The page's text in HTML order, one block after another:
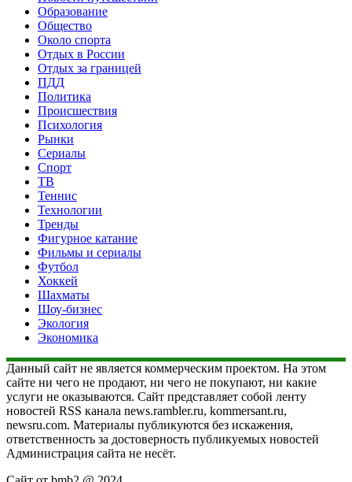
Образование
Общество
Около спорта
Отдых в России
Отдых за границей
ПДД
Политика
Происшествия
Психология
Рынки
Сериалы
Спорт
ТВ
Теннис
Технологии
Тренды
Фигурное катание
Фильмы и сериалы
Футбол
Хоккей
Шахматы
Шоу-бизнес
Экология
Экономика
Данный сайт не является коммерческим проектом. На этом
сайте ни чего не продают, ни чего не покупают, ни какие
услуги не оказываются. Сайт представляет собой ленту
новостей RSS канала news.rambler.ru, kommersant.ru,
newsru.com. Материалы публикуются без искажения,
ответственность за достоверность публикуемых новостей
Администрация сайта не несёт.